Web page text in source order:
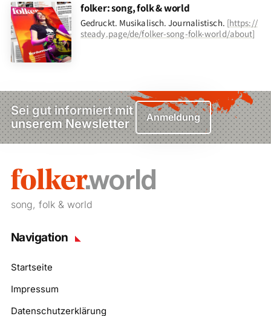
folker: song, folk & world
Gedruckt. Musikalisch. Journalistisch. [https://
steady.page/de/folker-song-folk-world/about]
Sei gut informiert mit
unserem Newsletter
Anmeldung
song, folk & world
Navigation
Startseite
Impressum
Datenschutzerklärung